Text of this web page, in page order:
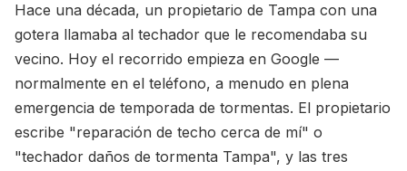
Hace una década, un propietario de Tampa con una
gotera llamaba al techador que le recomendaba su
vecino. Hoy el recorrido empieza en Google —
normalmente en el teléfono, a menudo en plena
emergencia de temporada de tormentas. El propietario
escribe "reparación de techo cerca de mí" o
"techador daños de tormenta Tampa", y las tres